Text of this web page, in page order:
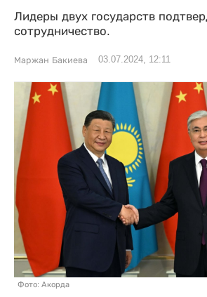
Лидеры двух государств
сотрудничество.
Маржан Бакиева 03.07.2024, 12:11
Фото: Акорда